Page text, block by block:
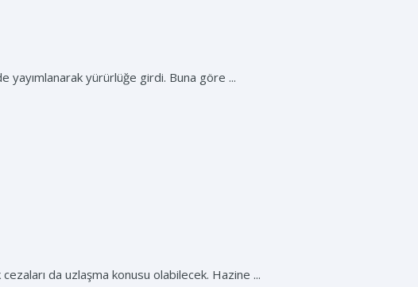
yayımlanarak yürürlüğe girdi. Buna göre ...
da uzlaşma konusu olabilecek. Hazine ...